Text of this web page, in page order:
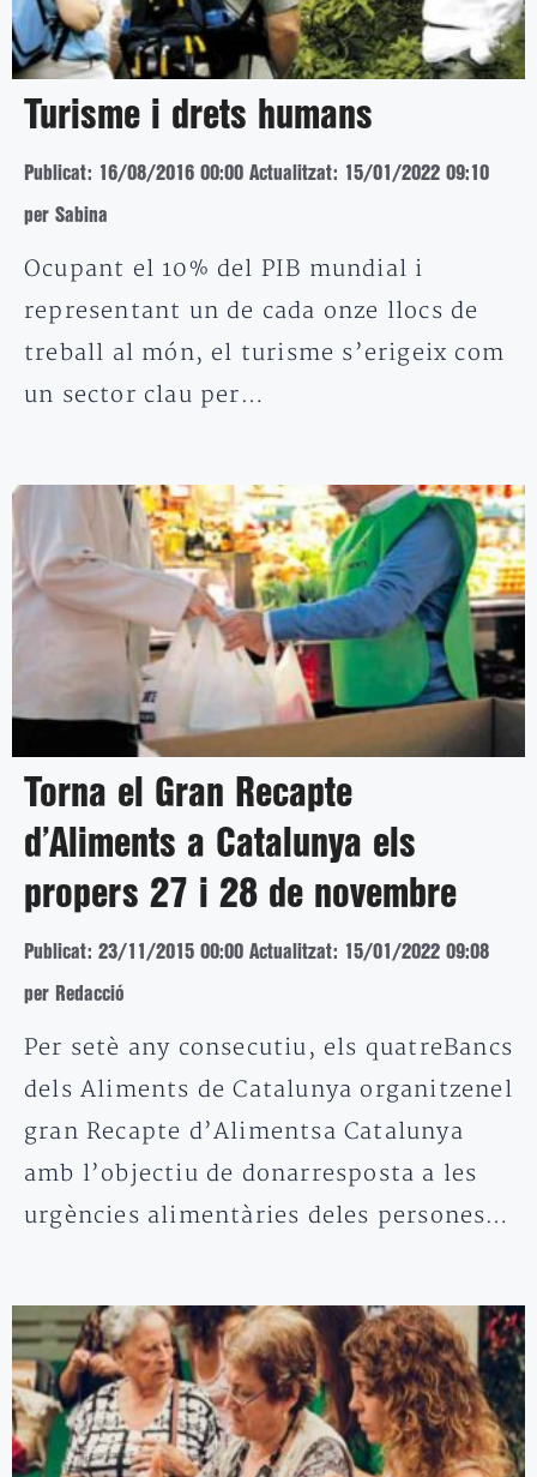
Turisme i drets humans
Publicat: 16/08/2016 00:00 Actualitzat: 15/01/2022 09:10
per Sabina
Ocupant el 10% del PIB mundial i
representant un de cada onze llocs de
treball al món, el turisme s’erigeix com
un sector clau per…
Torna el Gran Recapte
d’Aliments a Catalunya els
propers 27 i 28 de novembre
Publicat: 23/11/2015 00:00 Actualitzat: 15/01/2022 09:08
per Redacció
Per setè any consecutiu, els quatreBancs
dels Aliments de Catalunya organitzenel
gran Recapte d’Alimentsa Catalunya
amb l’objectiu de donarresposta a les
urgències alimentàries deles persones…